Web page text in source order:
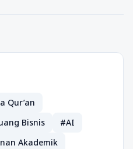
Qur’an
Bisnis
#AI
Akademik